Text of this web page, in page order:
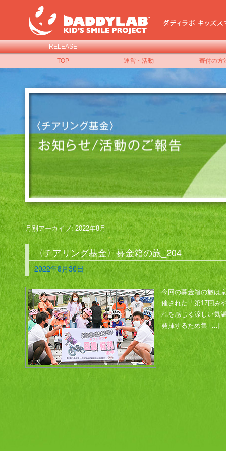
RELEASE
TOP
運営・活動 寄付の方
月別アーカイブ:2022年8月
〈チアリング基金〉募金箱の旅_204
2022年8月30日
今回の募金箱の旅は
催された「第17回み
れを感じる涼しい気
発揮するため集 […]